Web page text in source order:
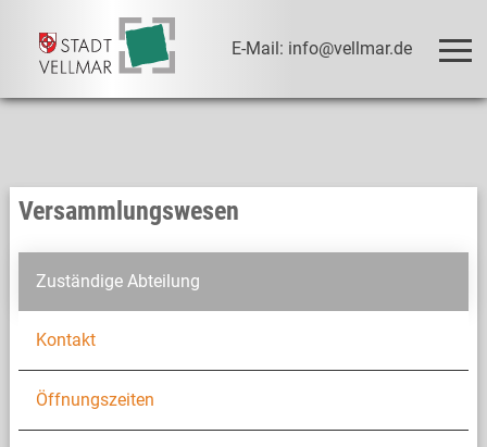
E-Mail: info@vellmar.de
Versammlungswesen
Zuständige Abteilung
Kontakt
Öffnungszeiten